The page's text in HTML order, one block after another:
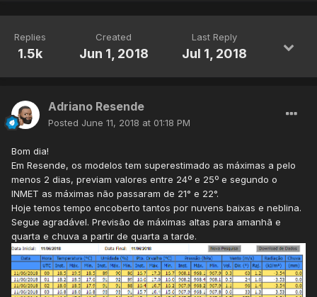
Replies
1.5k
Created
Jun 1, 2018
Last Reply
Jul 1, 2018
Adriano Resende
Posted June 11, 2018 at 01:18 PM
Bom dia!
Em Resende, os modelos tem superestimado as máximas a pelo
menos 2 dias, previam valores entre 24º e 25º e segundo o
INMET as máximas não passaram de 21° e 22°.
Hoje temos tempo encoberto tantos por nuvens baixas e neblina.
Segue agradável. Previsão de máximas altas para amanhã e
quarta e chuva a partir de quarta a tarde.